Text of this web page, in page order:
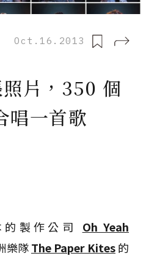
Oct.16.2013
片，350 個
唱一首歌
製作公司 Oh Yeah
樂隊The Paper Kites的